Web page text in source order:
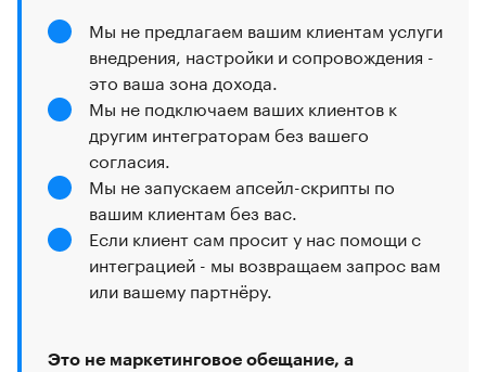
Мы не предлагаем вашим клиентам услуги
внедрения, настройки и сопровождения -
это ваша зона дохода.
Мы не подключаем ваших клиентов к
другим интеграторам без вашего
согласия.
Мы не запускаем апсейл-скрипты по
вашим клиентам без вас.
Если клиент сам просит у нас помощи с
интеграцией - мы возвращаем запрос вам
или вашему партнёру.
Это не маркетинговое обещание, а